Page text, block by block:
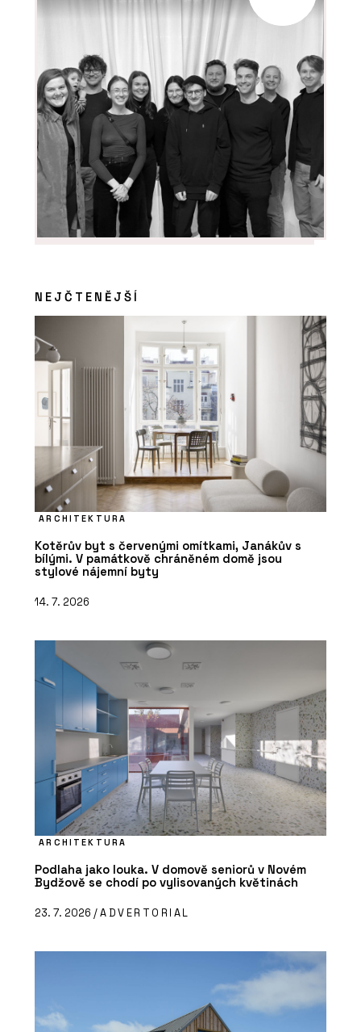
NEJČTENĚJŠÍ
ARCHITEKTURA
Kotěrův byt s červenými omítkami, Janákův s
bílými. V památkově chráněném domě jsou
stylové nájemní byty
14. 7. 2026
ARCHITEKTURA
Podlaha jako louka. V domově seniorů v Novém
Bydžově se chodí po vylisovaných květinách
23. 7. 2026 /ADVERTORIAL